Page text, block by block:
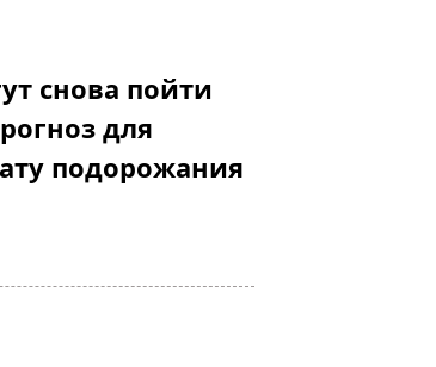
снова пойти
для
подорожания